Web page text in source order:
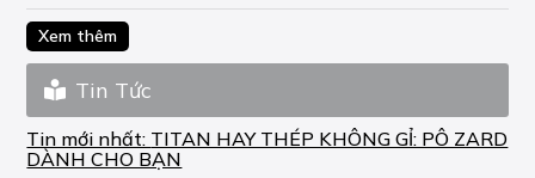
Xem thêm
Tin Tức
Tin mới nhất: TITAN HAY THÉP KHÔNG GỈ: PÔ ZARD
DÀNH CHO BẠN